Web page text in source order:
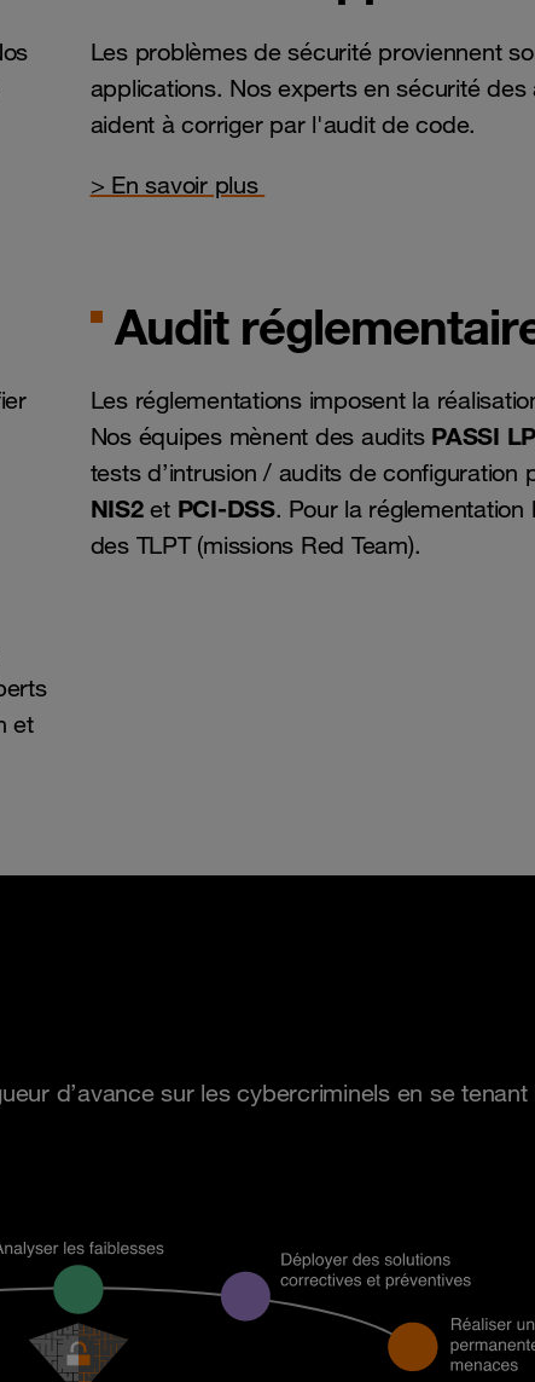
et
Les problèmes de sécurité proviennent
applications. Nos experts en sécurité
aident à corriger par l'audit de code.
> En savoir plus
Audit
Les réglementations imposent la
Nos équipes mènent des audits PASSI
tests d’intrusion / audits de configuration
NIS2et PCI-DSS. Pour la réglementation
des TLPT (missions Red Team).
d’avance sur les cybercriminels en se